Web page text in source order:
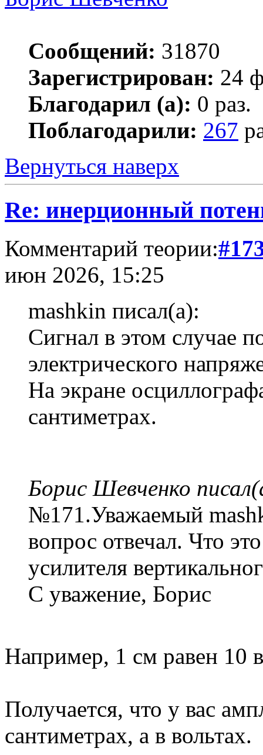
Сообщений: 31870
Зарегистрирован: 24
Благодарил (а): 0 раз.
Поблагодарили: 267
Вернуться наверх
Re: инерционный
Комментарий теории:
июн 2026, 15:25
mashkin писал(а):
Сигнал в этом случае
электрического
На экране
сантиметрах.
Борис Шевченко
№171.Уважаемый
вопрос отвечал. Что
усилителя
С уважение, Борис
Например, 1 см равен 10
Получается, что у вас
сантиметрах, а в вольтах.